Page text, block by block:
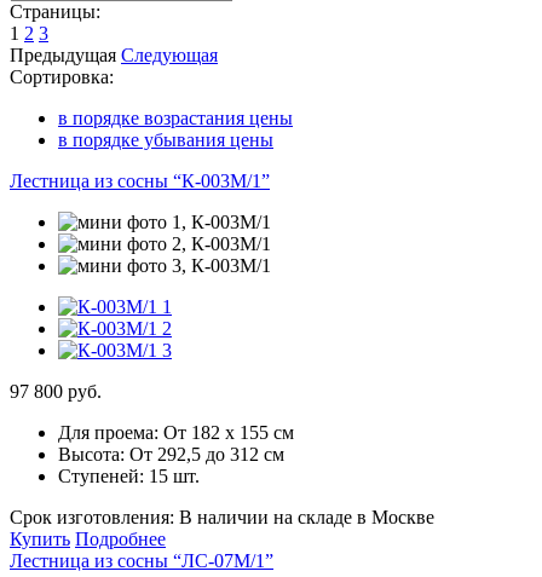
Страницы:
1 2 3
Предыдущая Следующая
Сортировка:
в порядке возрастания цены
в порядке убывания цены
Лестница из сосны “К-003М/1”
97 800 руб.
Для проема: От 182 х 155 см
Высота: От 292,5 до 312 см
Ступеней: 15 шт.
Срок изготовления: В наличии на складе в Москве
Купить Подробнее
Лестница из сосны “ЛС-07М/1”